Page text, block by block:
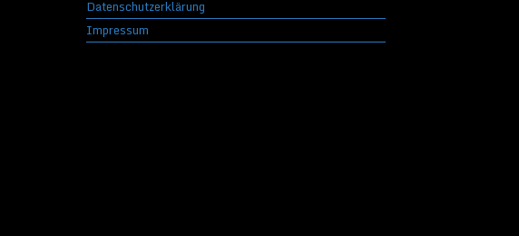
Datenschutzerklärung
Impressum